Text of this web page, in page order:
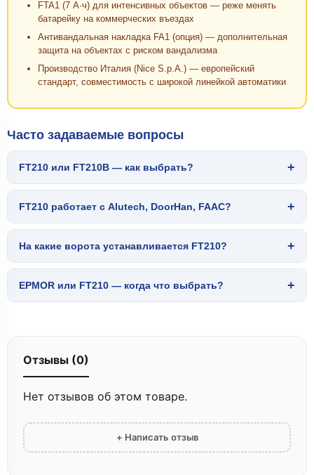
FTA1 (7 А·ч) для интенсивных объектов — реже менять
батарейку на коммерческих въездах
Антивандальная накладка FA1 (опция) — дополнительная
защита на объектах с риском вандализма
Производство Италия (Nice S.p.A.) — европейский
стандарт, совместимость с широкой линейкой автоматики
Часто задаваемые вопросы
FT210 или FT210B — как выбрать? +
FT210 работает с Alutech, DoorHan, FAAC? +
На какие ворота устанавливается FT210? +
EPMOR или FT210 — когда что выбрать? +
Отзывы (0)
Нет отзывов об этом товаре.
+ Написать отзыв